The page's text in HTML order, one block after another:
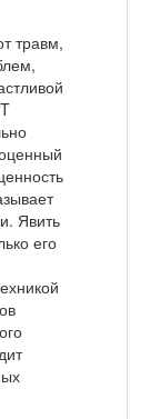
травм,
Явить
его